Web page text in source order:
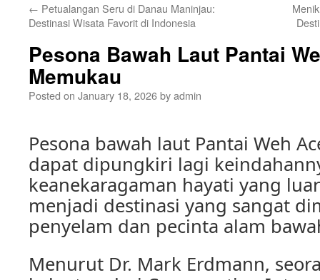
← Petualangan Seru di Danau Maninjau:
Destinasi Wisata Favorit di Indonesia
Pesona Bawah Laut Pantai
Memukau
Posted on January 18, 2026byadmin
Pesona bawah laut Pantai Weh
dapat dipungkiri lagi
keanekaragaman hayati yang
menjadi destinasi yang sangat
penyelam dan pecinta alam
Menurut Dr. Mark Erdmann,